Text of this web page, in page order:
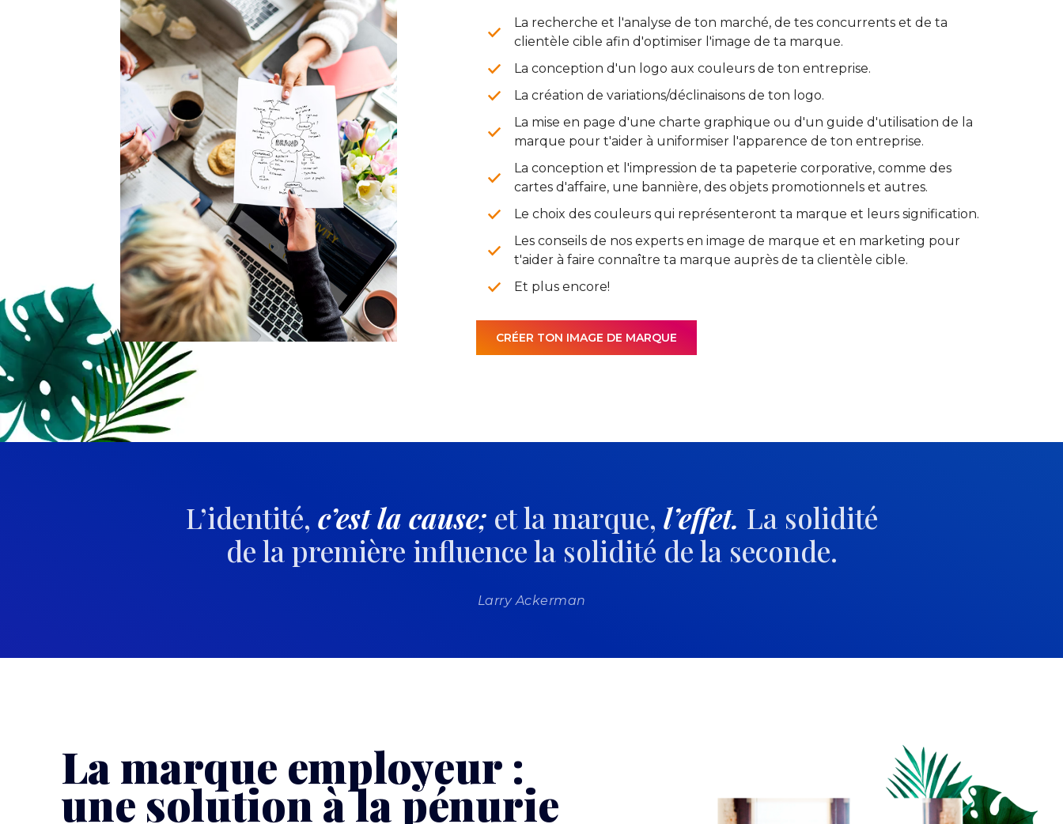
La recherche et l'analyse de ton marché, de tes concurrents et de ta
clientèle cible afin d'optimiser l'image de ta marque.
La conception d'un logo aux couleurs de ton entreprise.
La création de variations/déclinaisons de ton logo.
La mise en page d'une charte graphique ou d'un guide d'utilisation de la
marque pour t'aider à uniformiser l'apparence de ton entreprise.
La conception et l'impression de ta papeterie corporative, comme des
cartes d'affaire, une bannière, des objets promotionnels et autres.
Le choix des couleurs qui représenteront ta marque et leurs signification.
Les conseils de nos experts en image de marque et en marketing pour
t'aider à faire connaître ta marque auprès de ta clientèle cible.
Et plus encore!
CRÉER TON IMAGE DE MARQUE
L’identité, c’est la cause; et la marque, l’effet. La solidité
de la première influence la solidité de la seconde.
Larry Ackerman
La marque employeur :
une solution à la pénurie